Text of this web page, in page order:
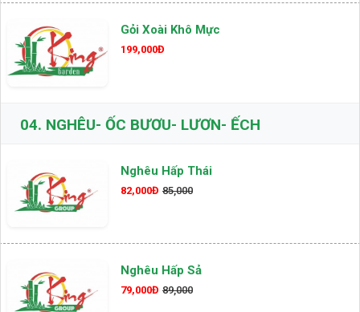
Gỏi Xoài Khô Mực
199,000Đ
04. NGHÊU- ỐC BƯƠU- LƯƠN- ẾCH
Nghêu Hấp Thái
82,000Đ 85,000
Nghêu Hấp Sả
79,000Đ 89,000